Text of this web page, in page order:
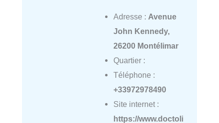
Adresse : Avenue
John Kennedy,
26200 Montélimar
Quartier :
Téléphone :
+33972978490
Site internet :
https://www.doctoli